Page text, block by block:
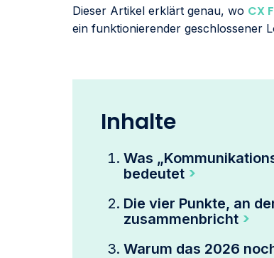
Dieser Artikel erklärt genau, wo CX
ein funktionierender geschlossener
Inhalte
Was
bedeutet
Die vier Punkte, an
zusammenbricht
Warum das 2026